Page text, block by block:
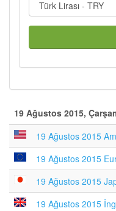
19 Ağustos 2015,
19 Ağustos 2015
19 Ağustos 2015
19 Ağustos 2015
19 Ağustos 2015